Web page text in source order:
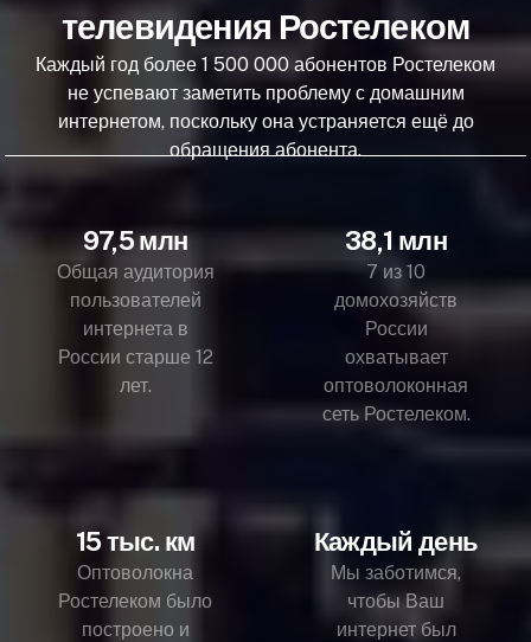
телевидения Ростелеком
Каждый год более 1 500 000 абонентов Ростелеком
не успевают заметить проблему с домашним
интернетом, поскольку она устраняется ещё до
обращения абонента.
97,5 млн
Общая аудитория
пользователей
интернета в
России старше 12
лет.
38,1 млн
7 из 10
домохозяйств
России
охватывает
оптоволоконная
сеть Ростелеком.
15 тыс. км
Оптоволокна
Ростелеком было
построено и
Каждый день
Мы заботимся,
чтобы Ваш
интернет был